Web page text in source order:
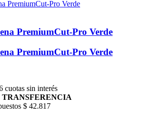
PremiumCut-Pro Verde
PremiumCut-Pro Verde
cuotas sin interés
TRANSFERENCIA
$ 42.817